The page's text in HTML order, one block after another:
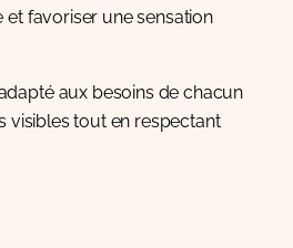
favoriser une sensation
aux besoins de chacun
visibles tout en respectant